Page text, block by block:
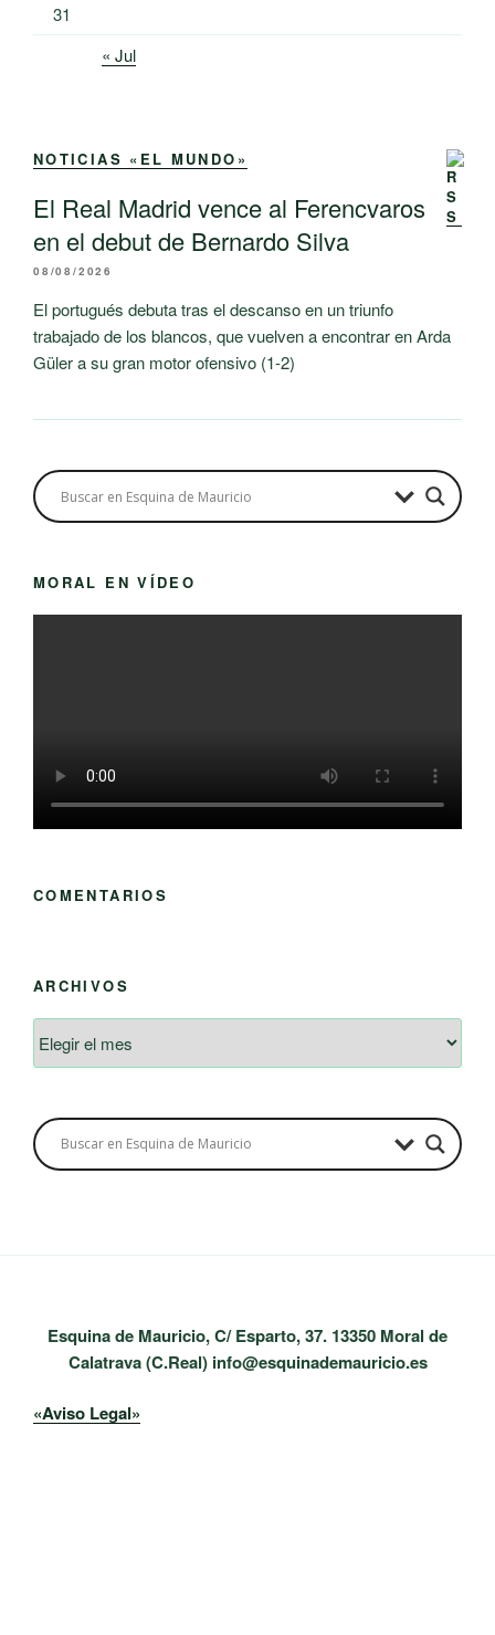
31
« Jul
NOTICIAS «EL MUNDO»
El Real Madrid vence al Ferencvaros
en el debut de Bernardo Silva
08/08/2026
El portugués debuta tras el descanso en un triunfo
trabajado de los blancos, que vuelven a encontrar en Arda
Güler a su gran motor ofensivo (1-2)
MORAL EN VÍDEO
COMENTARIOS
ARCHIVOS
Esquina de Mauricio, C/ Esparto, 37. 13350 Moral de
Calatrava (C.Real) info@esquinademauricio.es
«Aviso Legal»